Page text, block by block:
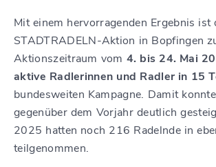
Mit einem hervorragenden Ergebnis ist
STADTRADELN-Aktion in Bopfingen
Aktionszeitraum vom 4. bis 24. Mai
aktive Radlerinnen und Radler in 15
bundesweiten Kampagne. Damit
gegenüber dem Vorjahr deutlich
2025 hatten noch 216 Radelnde in
teilgenommen.